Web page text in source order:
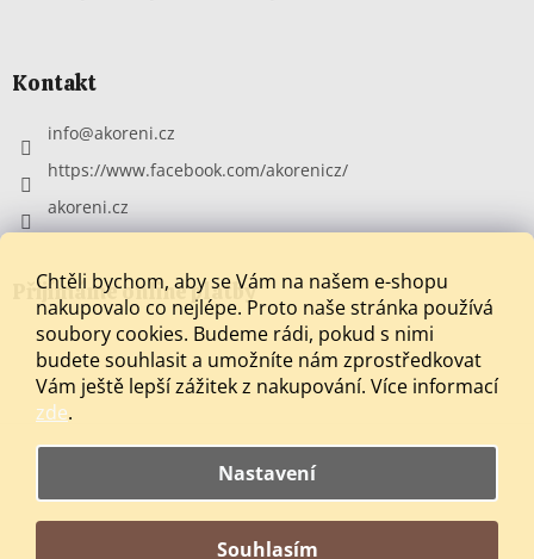
Chtěli bychom, aby se Vám na našem e-shopu
nakupovalo co nejlépe. Proto naše stránka používá
soubory cookies. Budeme rádi, pokud s nimi
budete souhlasit a umožníte nám zprostředkovat
Vám ještě lepší zážitek z nakupování. Více informací
zde.
Nastavení
Souhlasím
Kontakt
info@akoreni.cz
https://www.facebook.com/akorenicz/
akoreni.cz
Přijímáme online platby
Vytvořil Shoptet